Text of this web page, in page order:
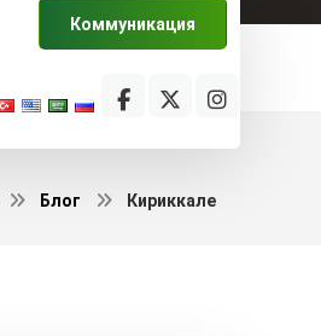
Коммуникация
Блог Кириккале